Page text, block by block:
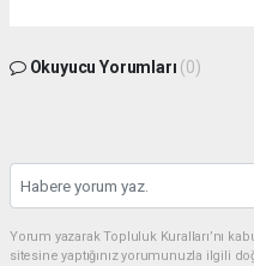
Okuyucu Yorumları (0)
Yorum yazarak Topluluk Kuralları’nı
sitesine yaptığınız yorumunuzla ilgili